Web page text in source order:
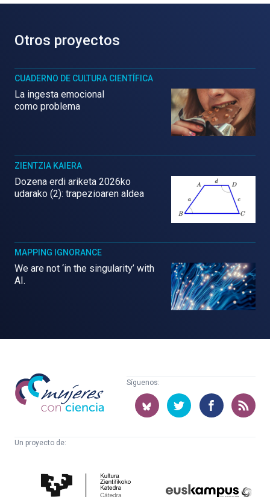
Otros proyectos
CUADERNO DE CULTURA CIENTÍFICA
La ingesta emocional
como problema
ZIENTZIA KAIERA
Dozena erdi ariketa 2026ko
udarako (2): trapezioaren aldea
MAPPING IGNORANCE
We are not ‘in the singularity’ with
AI.
Mujeres
con
ciencia
Síguenos:
Un proyecto de:
Cultura